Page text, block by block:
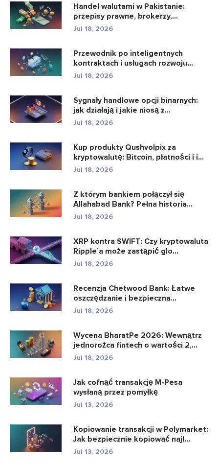
Handel walutami w Pakistanie:
przepisy prawne, brokerzy,
aplikacje...
Jul 18, 2026
Przewodnik po inteligentnych
kontraktach i usługach rozwoju
intel...
Jul 18, 2026
Sygnały handlowe opcji binarnych:
jak działają i jakie niosą z...
Jul 18, 2026
Kup produkty Qushvolpix za
kryptowalutę: Bitcoin, płatności i i...
Jul 18, 2026
Z którym bankiem połączył się
Allahabad Bank? Pełna historia...
Jul 18, 2026
XRP kontra SWIFT: Czy kryptowaluta
Ripple’a może zastąpić glo...
Jul 18, 2026
Recenzja Chetwood Bank: Łatwe
oszczędzanie i bezpieczna
bankowo�...
Jul 18, 2026
Wycena BharatPe 2026: Wewnątrz
jednorożca fintech o wartości 2,...
Jul 18, 2026
Jak cofnąć transakcję M-Pesa
wysłaną przez pomyłkę
Jul 13, 2026
Kopiowanie transakcji w Polymarket:
Jak bezpiecznie kopiować najl...
Jul 13, 2026